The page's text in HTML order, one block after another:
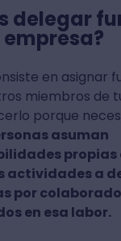
delegar
en asignar
miembros de
porque
asuman
propias
actividades a
por
en esa labor.